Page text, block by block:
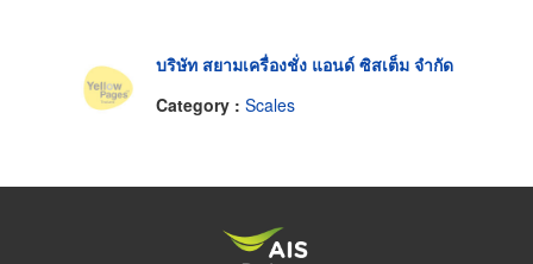
บริษัท สยามเครื่องชั่ง แอนด์ ซิสเต็ม จำกัด
Category : Scales